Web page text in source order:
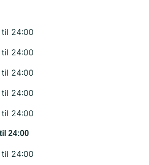
24:00
24:00
24:00
24:00
24:00
24:00
24:00